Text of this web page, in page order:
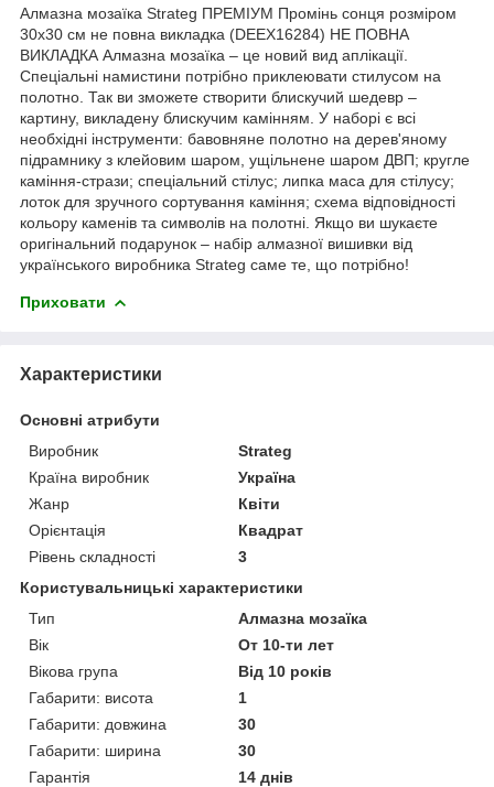
Алмазна мозаїка Strateg ПРЕМІУМ Промінь сонця розміром
30х30 см не повна викладка (DEEX16284) НЕ ПОВНА
ВИКЛАДКА Алмазна мозаїка – це новий вид аплікації.
Спеціальні намистини потрібно приклеювати стилусом на
полотно. Так ви зможете створити блискучий шедевр –
картину, викладену блискучим камінням. У наборі є всі
необхідні інструменти: бавовняне полотно на дерев'яному
підрамнику з клейовим шаром, ущільнене шаром ДВП; кругле
каміння-стрази; спеціальний стілус; липка маса для стілусу;
лоток для зручного сортування каміння; схема відповідності
кольору каменів та символів на полотні. Якщо ви шукаєте
оригінальний подарунок – набір алмазної вишивки від
українського виробника Strateg саме те, що потрібно!
Приховати
Характеристики
Основні атрибути
Виробник
Strateg
Країна виробник
Україна
Жанр
Квіти
Орієнтація
Квадрат
Рівень складності
3
Користувальницькі характеристики
Тип
Алмазна мозаїка
Вік
От 10-ти лет
Вікова група
Від 10 років
Габарити: висота
1
Габарити: довжина
30
Габарити: ширина
30
Гарантія
14 днів